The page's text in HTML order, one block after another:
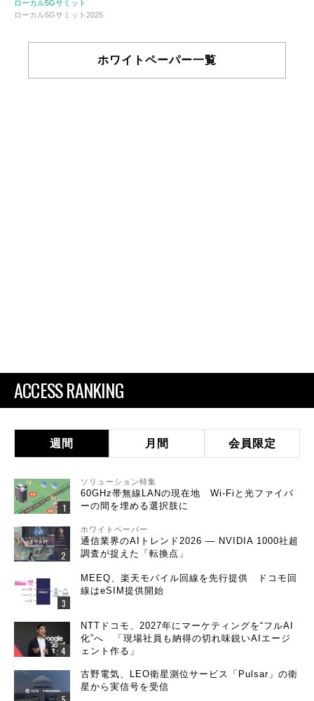
ローカル5Gサミット
ローカル5Gサミット2025
ホワイトペーパー一覧
ACCESS RANKING
週間 月間 会員限定
ソリューション特集
60GHz帯無線LANの現在地 Wi-Fiと光ファイバ
ーの間を埋める選択肢に
ホワイトペーパー
通信業界のAIトレンド2026 ― NVIDIA 1000社超
調査が捉えた「転換点」
MEEQ、楽天モバイル回線を先行提供 ドコモ回
線はeSIM提供開始
NTTドコモ、2027年にマーケティングを“フルAI
化”へ 「現場社員も納得の切れ味鋭いAIエージ
ェント作る」
古野電気、LEO衛星測位サービス「Pulsar」の衛
星から実信号を受信